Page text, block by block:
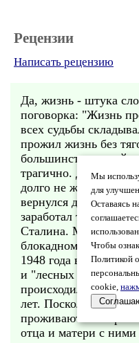
Рецензии
Написать рецензию
Да, жизнь - штука
поговорка: "Жизнь
всех судьбы
прожил жизнь без
большинства людей
трагично. Даже те,
долго не жили. Мой
вернулся домой с
заработал
Сталина. Мой тесть
блокадном
1948 года
и "лесных братьев"
происходило, не
лет. Поскольку все
проживают на
отца и матери с
Мы
для
Оставаясь
Чтобы
Политикой
cookie,